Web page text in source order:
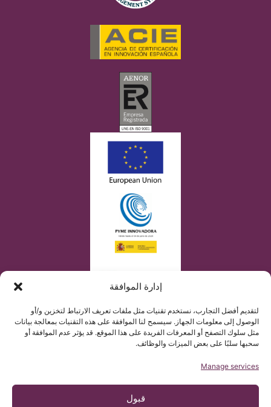
إدارة الموافقة
لتقديم أفضل التجارب، نستخدم تقنيات مثل ملفات تعريف الارتباط لتخزين و/أو
الوصول إلى معلومات الجهاز. سيسمح لنا الموافقة على هذه التقنيات بمعالجة بيانات
مثل سلوك التصفح أو المعرفات الفريدة على هذا الموقع. قد يؤثر عدم الموافقة أو
سحبها سلبًا على بعض الميزات والوظائف.
Manage services
قبول